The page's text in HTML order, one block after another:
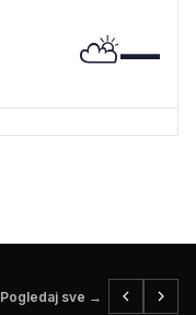
⛅—
Pogledaj sve →